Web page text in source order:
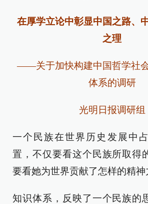
在厚学立论中彰显中国之路、
之理
——关于加快构建中国哲学社
体系的调研
光明日报调研组
一个民族在世界历史发展中
置，不仅要看这个民族所取得
要看她为世界贡献了怎样的精神
知识体系，反映了一个民族的